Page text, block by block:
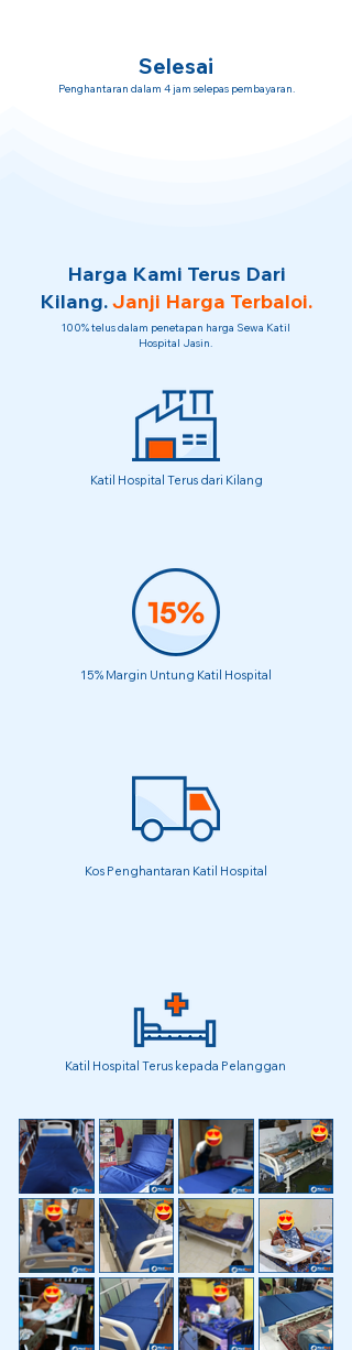
Selesai
Penghantaran dalam 4 jam selepas pembayaran.
Harga Kami Terus Dari
Kilang.Janji Harga Terbaloi.
100% telus dalam penetapan harga Sewa Katil
Hospital Jasin.
Katil Hospital Terus dari Kilang
15% Margin Untung Katil Hospital
Kos Penghantaran Katil Hospital
Katil Hospital Terus kepada Pelanggan